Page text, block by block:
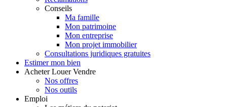
Conseils
Ma famille
Mon patrimoine
Mon entreprise
Mon projet immobilier
Consultations juridiques gratuites
Estimer mon bien
Acheter Louer Vendre
Nos offres
Nos outils
Emploi